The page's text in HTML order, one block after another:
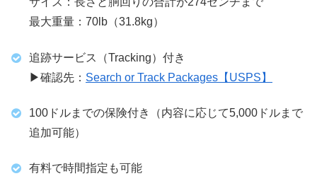
最大重量：70lb（31.8kg）
追跡サービス（Tracking）付き
▶︎確認先： Search or Track Packages【USPS】
100ドルまでの保険付き（内容に応じて5,000ドルまで
追加可能）
有料で時間指定も可能